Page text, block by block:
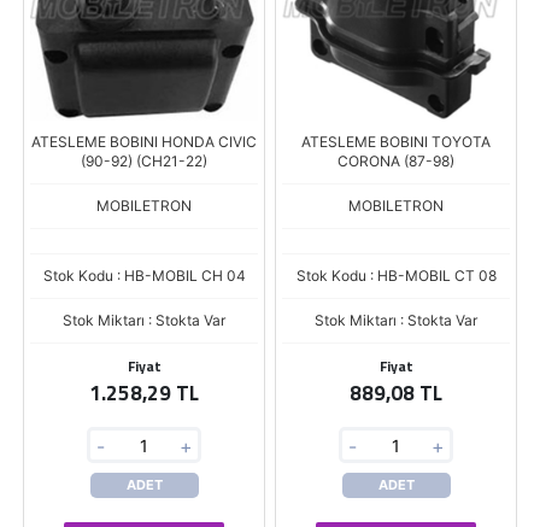
ATESLEME BOBINI HONDA CIVIC
(90-92) (CH21-22)
MOBILETRON
Stok Kodu : HB-MOBIL CH 04
Stok Miktarı : Stokta Var
Fiyat
1.258,29 TL
- +
ADET
ATESLEME BOBINI TOYOTA
CORONA (87-98)
MOBILETRON
Stok Kodu : HB-MOBIL CT 08
Stok Miktarı : Stokta Var
Fiyat
889,08 TL
- +
ADET